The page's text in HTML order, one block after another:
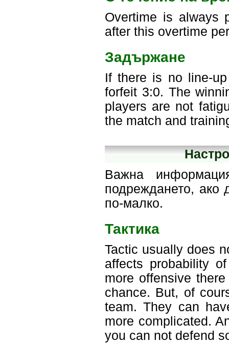
Overtime is always
after this overtime
Задържане
If there is no line-
forfeit 3:0. The
players are not
the match and
Важна
подреждането, ако
по-малко.
Тактика
Tactic usually does
affects probability
more offensive
chance. But, of
team. They can
more complicated.
you can not defend